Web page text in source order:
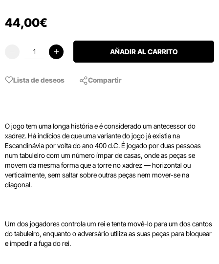
44,00€
AÑADIR AL CARRITO
Lista de deseos Compartir
O jogo tem uma longa história e é considerado um antecessor do
xadrez. Há indícios de que uma variante do jogo já existia na
Escandinávia por volta do ano 400 d.C. É jogado por duas pessoas
num tabuleiro com um número ímpar de casas, onde as peças se
movem da mesma forma que a torre no xadrez — horizontal ou
verticalmente, sem saltar sobre outras peças nem mover-se na
diagonal.
Um dos jogadores controla um rei e tenta movê-lo para um dos cantos
do tabuleiro, enquanto o adversário utiliza as suas peças para bloquear
e impedir a fuga do rei.